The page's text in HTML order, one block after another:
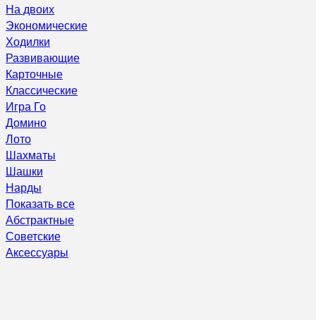
На двоих
Экономические
Ходилки
Развивающие
Карточные
Классические
Игра Го
Домино
Лото
Шахматы
Шашки
Нарды
Показать все
Абстрактные
Советские
Аксессуары